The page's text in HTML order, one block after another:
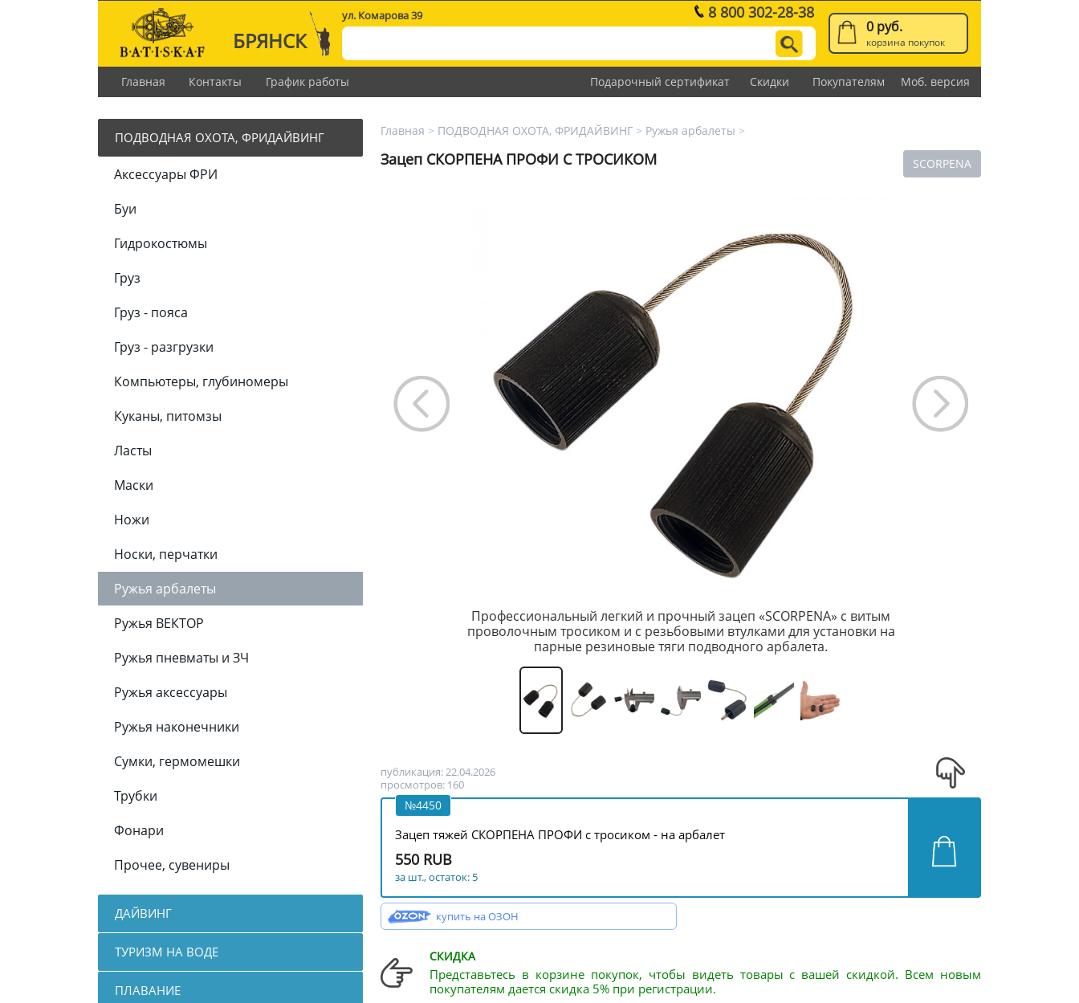
БРЯНСК
ул. Комарова 39 8 800 302-28-38
0 руб.
корзина покупок
Главная Контакты График работы Подарочный сертификат Скидки Покупателям Моб. версия
ПОДВОДНАЯ ОХОТА, ФРИДАЙВИНГ
Аксессуары ФРИ
Буи
Гидрокостюмы
Груз
Груз - пояса
Груз - разгрузки
Компьютеры, глубиномеры
Куканы, питомзы
Ласты
Маски
Ножи
Носки, перчатки
Ружья арбалеты
Ружья ВЕКТОР
Ружья пневматы и ЗЧ
Ружья аксессуары
Ружья наконечники
Сумки, гермомешки
Трубки
Фонари
Прочее, сувениры
ДАЙВИНГ
ТУРИЗМ НА ВОДЕ
ПЛАВАНИЕ
Главная > ПОДВОДНАЯ ОХОТА, ФРИДАЙВИНГ > Ружья арбалеты >
SCORPENA
Зацеп СКОРПЕНА ПРОФИ С ТРОСИКОМ
Профессиональный легкий и прочный зацеп «SCORPENA» с витым
проволочным тросиком и с резьбовыми втулками для установки на
парные резиновые тяги подводного арбалета.
публикация: 22.04.2026
просмотров: 160
№4450
Зацеп тяжей СКОРПЕНА ПРОФИ с тросиком - на арбалет
550 RUB
за шт., остаток: 5
купить на ОЗОН
СКИДКА
Представьтесь в корзине покупок, чтобы видеть товары с вашей скидкой. Всем новым
покупателям дается скидка 5% при регистрации.